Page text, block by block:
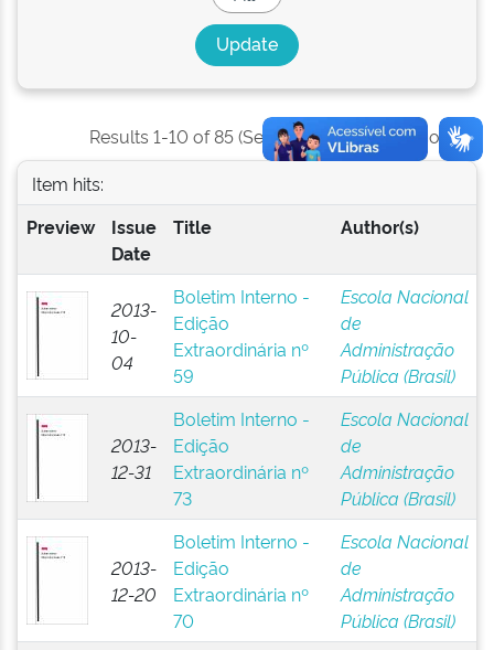
Results 1-10 of 85 (Search time: 0.007 seconds).
Item hits:
Preview
Issue
Date
Title Author(s)
2013-
10-
04
Boletim Interno -
Edição
Extraordinária nº
59
Escola Nacional
de
Administração
Pública (Brasil)
2013-
12-31
Boletim Interno -
Edição
Extraordinária nº
73
Escola Nacional
de
Administração
Pública (Brasil)
2013-
12-20
Boletim Interno -
Edição
Extraordinária nº
70
Escola Nacional
de
Administração
Pública (Brasil)